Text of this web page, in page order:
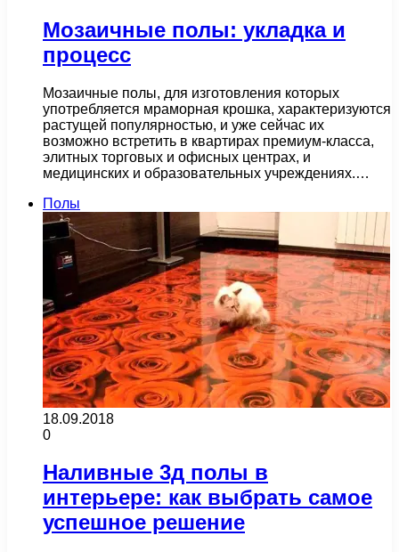
Мозаичные полы: укладка и
процесс
Мозаичные полы, для изготовления которых
употребляется мраморная крошка, характеризуются
растущей популярностью, и уже сейчас их
возможно встретить в квартирах премиум-класса,
элитных торговых и офисных центрах, и
медицинских и образовательных учреждениях.…
Полы
18.09.2018
0
Наливные 3д полы в
интерьере: как выбрать самое
успешное решение